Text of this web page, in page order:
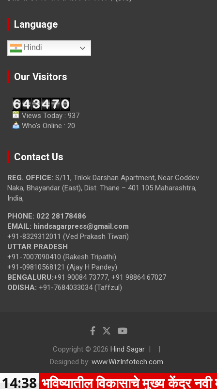
Language
Hindi
Our Visitors
Views Today : 937
Who's Online : 20
Contact Us
REG. OFFICE: S/11, Trilok Darshan Apartment, Near Goddev
Naka, Bhayandar (East), Dist. Thane – 401 105 Maharashtra,
India,
PHONE: 022 28178486
EMAIL: hindsagarpress@gmail.com
+91-8329312011 (Ved Prakash Tiwari)
UTTAR PRADESH
+91-7007090410 (Rakesh Tripathi)
+91-09810568121 (Ajay H Pandey)
BENGALURU:+91 90084 73777, +91 98864 67027
ODISHA: +91-7684033034 (Taffzul)
Copyright © 2026 Hind Sagar
Designed by: www.WizInfotech.com
भविष्यातील विकासाचे मुख्य केंद्र
14:38